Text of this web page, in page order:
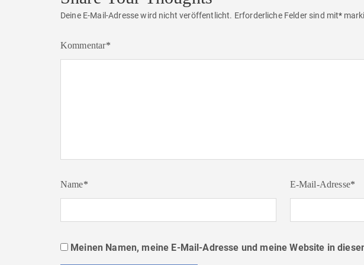
Deine E-Mail-Adresse wird nicht veröffentlicht. Erforderliche Felder sind mit*
Kommentar*
Name* E-Mail-Adresse*
Meinen Namen, meine E-Mail-Adresse und meine Website in